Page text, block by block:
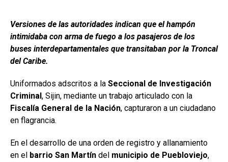
Versiones de las autoridades indican que el hampón
intimidaba con arma de fuego a los pasajeros de los
buses interdepartamentales que transitaban por la Troncal
del Caribe.
Uniformados adscritos a la Seccional de Investigación
Criminal , Sijin, mediante un trabajo articulado con la
Fiscalía General de la Nación, capturaron a un ciudadano
en flagrancia.
En el desarrollo de una orden de registro y allanamiento
en el barrio San Martín del municipio de Puebloviejo,